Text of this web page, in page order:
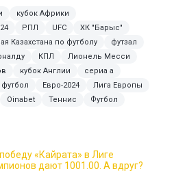
кубок Африки
РПЛ UFC
ХК "Барыс"
Казахстана по футболу
футзал
КПЛ
Лионель Месси
кубок Англии
сериа а
Евро-2024
Лига Европы
Oinabet Теннис Футбол
«Кайрата» в Лиге
дают 1001.00. А вдруг?